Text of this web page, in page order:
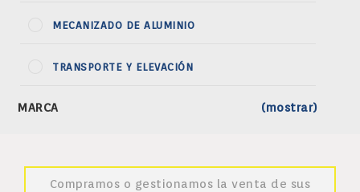
MECANIZADO DE ALUMINIO
TRANSPORTE Y ELEVACIÓN
MARCA (mostrar)
Compramos o gestionamos la venta de sus